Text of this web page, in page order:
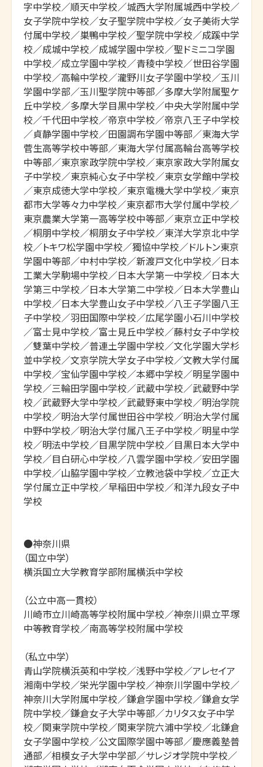
字中学校／順天中学校／城西大学附属城西中学校／
女子学院中学校／女子聖学院中学校／女子美術大学
付属中学校／巣鴨中学校／聖学院中学校／成蹊中学
校／成城中学校／成城学園中学校／聖ドミニコ学園
中学校／成立学園中学校／青稜中学校／世田谷学園
中学校／高輪中学校／瀧野川女子学園中学校／玉川
学園中学部／玉川聖学院中等部／多摩大学附属聖ケ
丘中学校／多摩大学目黒中学校／中央大学附属中学
校／千代田中学校／帝京中学校／帝京八王子中学校
／貞静学園中学校／田園調布学園中等部／東海大学
菅生高等学校中等部／東海大学付属高輪台高等学校
中等部／東京家政学院中学校／東京家政大学附属女
子中学校／東京純心女子中学校／東京女学館中学校
／東京成徳大学中学校／東京電機大学中学校／東京
都市大学等々力中学校／東京都市大学付属中学校／
東京農業大学第一高等学校中等部／東京立正中学校
／桐朋中学校／桐朋女子中学校／東洋大学京北中学
校／トキワ松学園中学校／獨協中学校／ドルトン東京
学園中等部／中村中学校／新渡戸文化中学校／日本
工業大学駒場中学校／日本大学第一中学校／日本大
学第三中学校／日本大学第二中学校／日本大学豊山
中学校／日本大学豊山女子中学校／八王子学園八王
子中学校／羽田国際中学校／広尾学園小石川中学校
／富士見中学校／富士見丘中学校／藤村女子中学校
／雙葉中学校／普連土学園中学校／文化学園大学杉
並中学校／文京学院大学女子中学校／文教大学付属
中学校／宝仙学園中学校／本郷中学校／明星学園中
学校／三輪田学園中学校／武蔵中学校／武蔵野中学
校／武蔵野大学中学校／武蔵野東中学校／明治学院
中学校／明治大学付属世田谷中学校／明治大学付属
中野中学校／明治大学付属八王子中学校／明星中学
校／明法中学校／目黒学院中学校／目黒日本大学中
学校／目白研心中学校／八雲学園中学校／安田学園
中学校／山脇学園中学校／立教池袋中学校／立正大
学付属立正中学校／早稲田中学校／和洋九段女子中
学校
●神奈川県
（国立中学）
横浜国立大学教育学部附属横浜中学校
（公立中高一貫校）
川崎市立川崎高等学校附属中学校／神奈川県立平塚
中等教育学校／南高等学校附属中学校
（私立中学）
青山学院横浜英和中学校／浅野中学校／アレセイア
湘南中学校／栄光学園中学校／神奈川学園中学校／
神奈川大学附属中学校／鎌倉学園中学校／鎌倉女学
院中学校／鎌倉女子大学中等部／カリタス女子中学
校／関東学院中学校／関東学院六浦中学校／北鎌倉
女子学園中学校／公文国際学園中等部／慶應義塾普
通部／相模女子大学中学部／サレジオ学院中学校／